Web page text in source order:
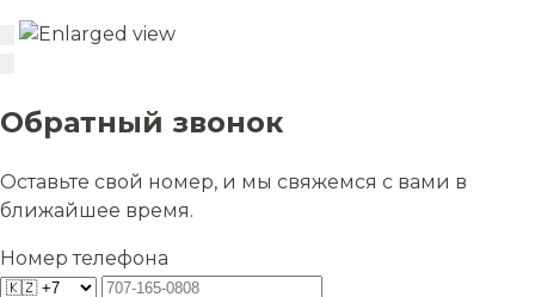
Обратный звонок
Оставьте свой номер, и мы свяжемся с вами в
ближайшее время.
Номер телефона